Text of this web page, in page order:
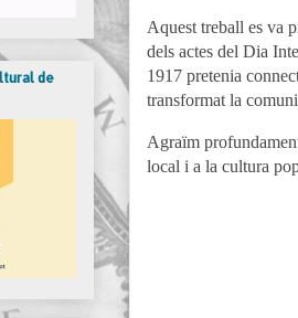
Aquest treball es va
dels actes del Dia
1917 pretenia
transformat la
Agraïm
local i a la cultura
de